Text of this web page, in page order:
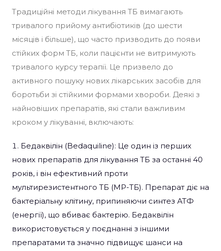
Традиційні методи лікування ТБ вимагають
тривалого прийому антибіотиків (до шести
місяців і більше), що часто призводить до появи
стійких форм ТБ, коли пацієнти не витримують
тривалого курсу терапії. Це призвело до
активного пошуку нових лікарських засобів для
боротьби зі стійкими формами хвороби. Деякі з
найновіших препаратів, які стали важливим
кроком у лікуванні, включають:
Бедаквілін (Bedaquiline): Це один із перших
нових препаратів для лікування ТБ за останні 40
років, і він ефективний проти
мультирезистентного ТБ (МР-ТБ). Препарат діє на
бактеріальну клітину, припиняючи синтез АТФ
(енергії), що вбиває бактерію. Бедаквілін
використовується у поєднанні з іншими
препаратами та значно підвищує шанси на